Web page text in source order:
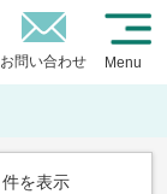
お問い合わせ Menu
件を表示